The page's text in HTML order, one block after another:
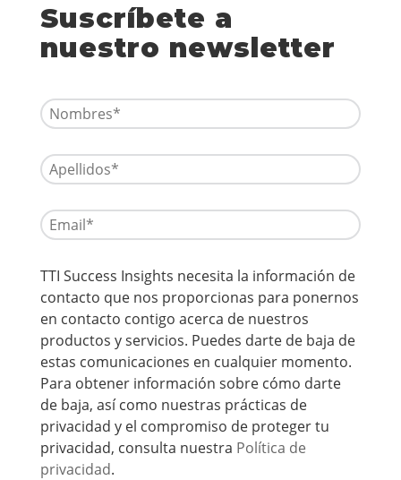
Suscríbete a
nuestro newsletter
TTI Success Insights necesita la información de
contacto que nos proporcionas para ponernos
en contacto contigo acerca de nuestros
productos y servicios. Puedes darte de baja de
estas comunicaciones en cualquier momento.
Para obtener información sobre cómo darte
de baja, así como nuestras prácticas de
privacidad y el compromiso de proteger tu
privacidad, consulta nuestra Política de
privacidad.